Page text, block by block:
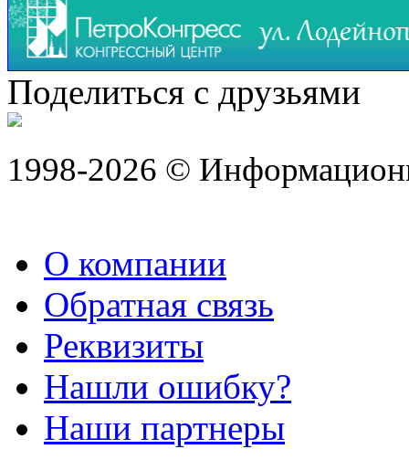
Поделиться с друзьями
1998-2026 ©
О компании
Обратная связь
Реквизиты
Нашли ошибку?
Наши партнеры